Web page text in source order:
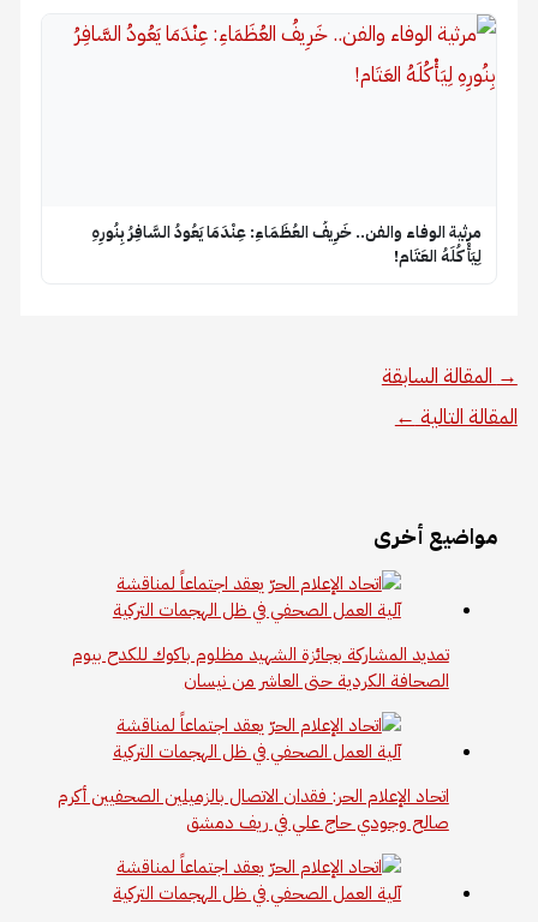
​مرثية الوفاء والفن.. خَرِيفُ العُظَمَاءِ: عِنْدَمَا يَعُودُ السَّافِرُ بِنُورِهِ
لِيَأْكُلَهُ العَتَام!
→ المقالة السابقة
المقالة التالية ←
مواضيع أخرى
تمديد المشاركة بجائزة الشهيد مظلوم باكوك للكدح بيوم
الصحافة الكردية حتى العاشر من نيسان
اتحاد الإعلام الحر: فقدان الاتصال بالزميلين الصحفيين أكرم
صالح وجودي حاج علي في ريف دمشق